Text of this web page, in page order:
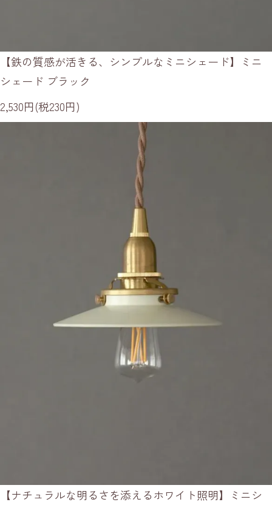
【鉄の質感が活きる、シンプルなミニシェード】ミニ
シェード ブラック
2,530円(税230円)
【ナチュラルな明るさを添えるホワイト照明】ミニシ